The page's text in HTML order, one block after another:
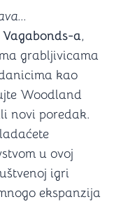
Vagabonds-a,
grabljivicama
kao
Woodland
novi poredak.
u ovoj
igri
ekspanzija